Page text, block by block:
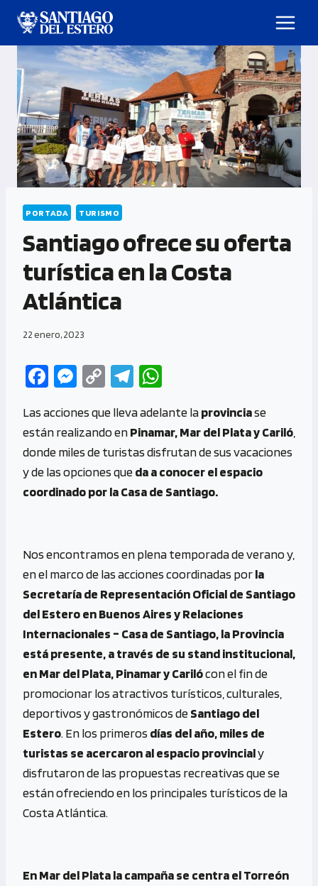
PORTADA TURISMO
Santiago ofrece su oferta
turística en la Costa
Atlántica
22 enero, 2023
Fa
b
o
o
k
M
se
n
g
er
C
py
Li
n
k
Te
gr
a
m
at
s
A
p
Las acciones que lleva adelante laprovinciase
están realizando enPinamar, Mar del Plata y Cariló
donde miles de turistas disfrutan de sus vacaciones
y de las opciones queda a conocer el espacio
coordinado por la Casa de Santiago.
Nos encontramos en plena temporada de verano y,
en el marco de las acciones coordinadas porla
Secretaría de Representación Oficial de Santiago
del Estero en Buenos Aires y Relaciones
Internacionales – Casa de Santiago, la Provincia
está presente, a través de su stand institucional,
en Mar del Plata, Pinamar y Carilócon el fin de
promocionar los atractivos turísticos, culturales,
deportivos y gastronómicosdeSantiago del
Estero. En los primeros días del año, miles de
turistas se acercaron al espacio provincialy
disfrutaron de las propuestas recreativas que se
están ofreciendo en los principales turísticos de la
Costa Atlántica.
En Mar del Plata la campaña se centra el Torreón